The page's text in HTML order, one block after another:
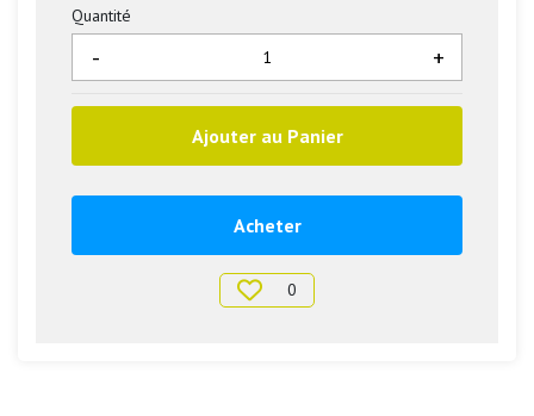
Quantité
+
-
Ajouter au Panier
Acheter
0